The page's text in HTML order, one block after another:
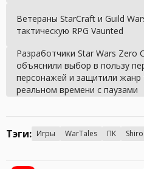
Ветераны StarCraft и Guild
тактическую RPG Vaunted
Разработчики Star Wars Zero
объяснили выбор в пользу
персонажей и защитили жанр
реальном времени с паузами
Тэги: Игры WarTales ПК